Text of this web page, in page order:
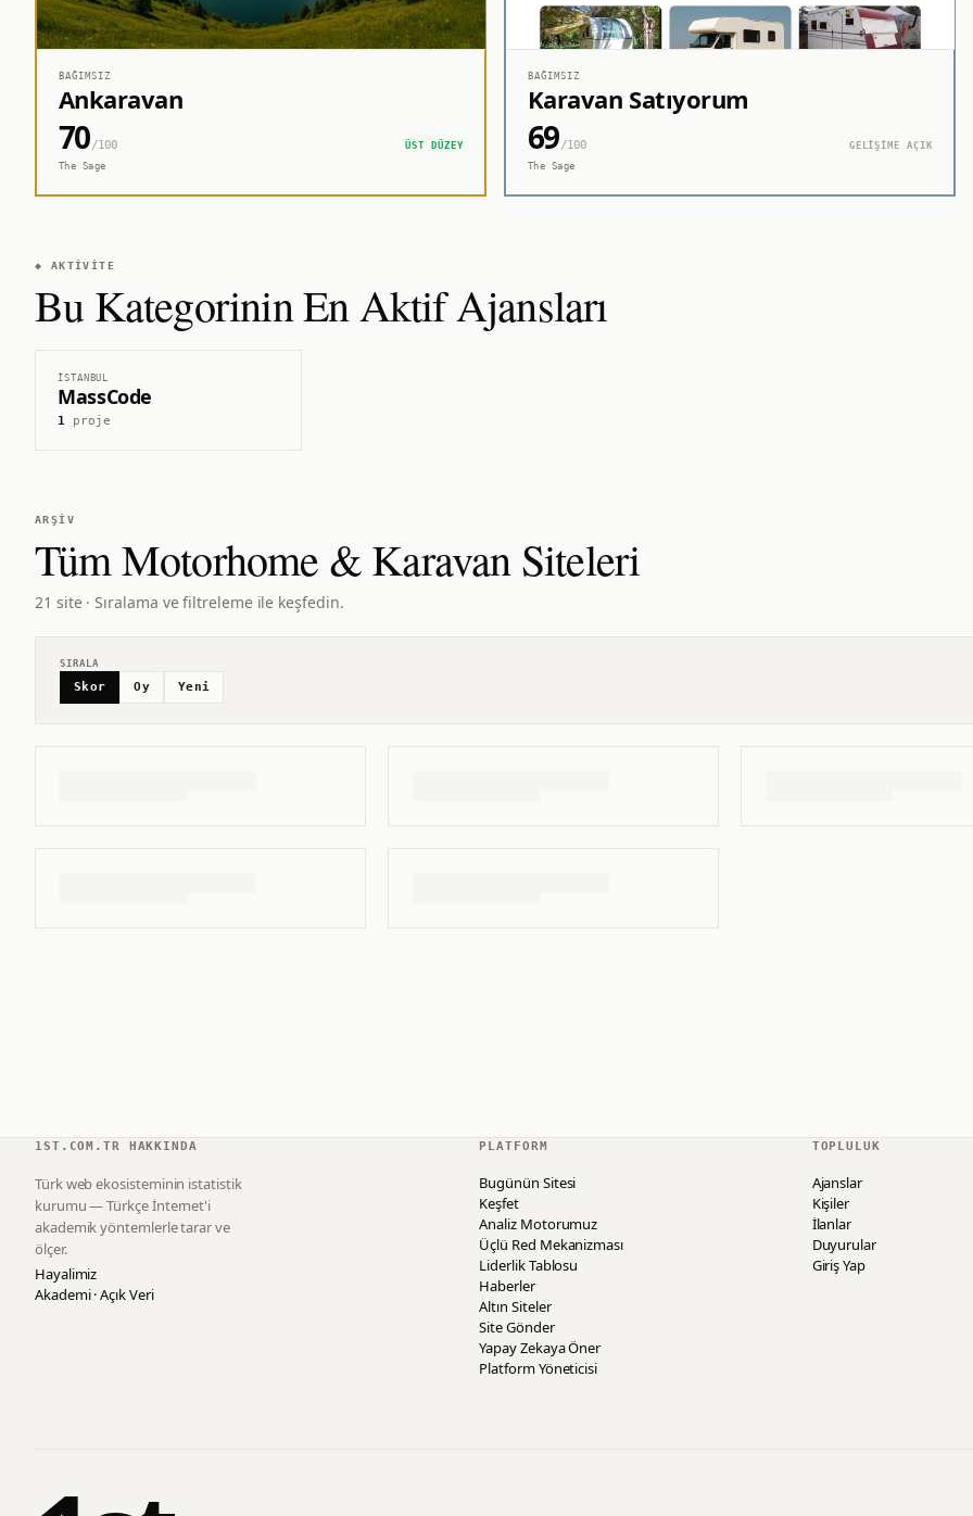
BAĞIMSIZ
Ankaravan
70/100
ÜST DÜZEY
The Sage
BAĞIMSIZ
Karavan Satıyorum
69/100
GELİŞİME AÇIK
The Sage
◆ AKTIVITE
Bu Kategorinin En Aktif Ajansları
İSTANBUL
MassCode
1proje
ARŞIV
TümMotorhome & KaravanSiteleri
21 site · Sıralama ve filtreleme ile keşfedin.
SIRALA
Skor Oy Yeni
1ST.COM.TR HAKKINDA
Türk web ekosisteminin istatistik
kurumu — Türkçe İnternet'i
akademik yöntemlerle tarar ve
ölçer.
Hayalimiz
Akademi · Açık Veri
PLATFORM
Bugünün Sitesi
Keşfet
Analiz Motorumuz
Üçlü Red Mekanizması
Liderlik Tablosu
Haberler
Altın Siteler
Site Gönder
Yapay Zekaya Öner
Platform Yöneticisi
TOPLULUK
Ajanslar
Kişiler
İlanlar
Duyurular
Giriş Yap